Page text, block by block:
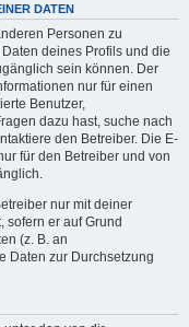
DATEN
Personen zu
deines Profils und die
sein können. Der
nur für einen
Benutzer,
dazu hast, suche nach
den Betreiber. Die E-
für den Betreiber und von
nur mit deiner
sofern er auf Grund
(z. B. an
Daten zur Durchsetzung